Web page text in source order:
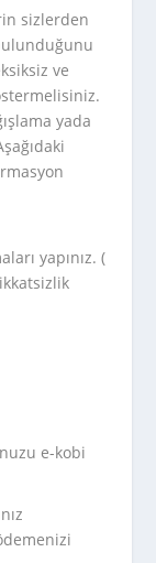
sizlerden
ve
yada
yapınız. (
e-kobi